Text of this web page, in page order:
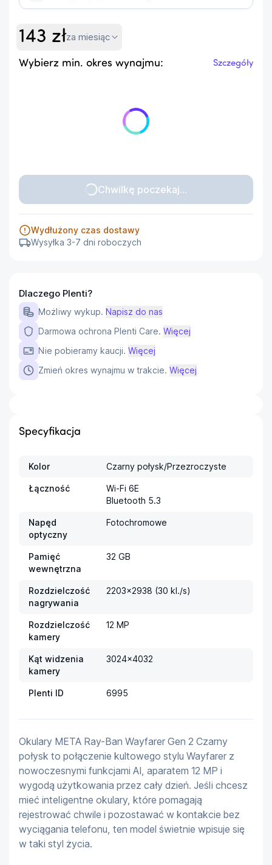
143 złza miesiąc
Wybierz min. okres wynajmu: Szczegóły
Chwilkę poczekaj...
Wydłużony czas dostawy
Wysyłka 3-7 dni roboczych
Dlaczego Plenti?
Możliwy wykup. Napisz do nas
Darmowa ochrona Plenti Care. Więcej
Nie pobieramy kaucji. Więcej
Zmień okres wynajmu w trakcie. Więcej
Specyfikacja
Kolor Czarny połysk/Przezroczyste
Łączność
Wi-Fi 6E
Bluetooth 5.3
Napęd
optyczny
Fotochromowe
Pamięć
wewnętrzna
32 GB
Rozdzielczość
nagrywania
2203x2938 (30 kl./s)
Rozdzielczość
kamery
12 MP
Kąt widzenia
kamery
3024x4032
Plenti ID 6995
Okulary META Ray-Ban Wayfarer Gen 2 Czarny
połysk to połączenie kultowego stylu Wayfarer z
nowoczesnymi funkcjami AI, aparatem 12 MP i
wygodą użytkowania przez cały dzień. Jeśli chcesz
mieć inteligentne okulary, które pomagają
rejestrować chwile i pozostawać w kontakcie bez
wyciągania telefonu, ten model świetnie wpisuje się
w taki styl życia.